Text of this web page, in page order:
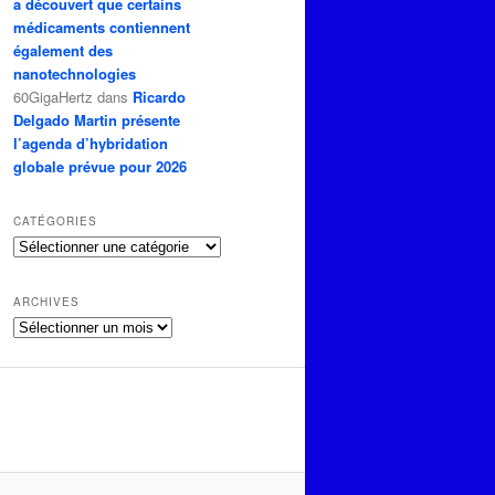
médicaments contiennent
également des
nanotechnologies
60GigaHertz dans Ricardo
Delgado Martin présente
l’agenda d’hybridation
globale prévue pour 2026
CATÉGORIES
Catégories
ARCHIVES
Archives